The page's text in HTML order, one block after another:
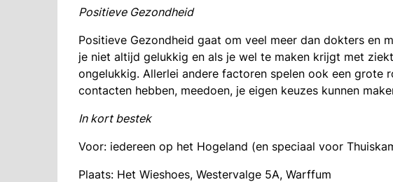
Positieve Gezondheid
Positieve Gezondheid gaat om veel meer dan dokters en
je niet altijd gelukkig en als je wel te maken krijgt met
ongelukkig. Allerlei andere factoren spelen ook een grote
contacten hebben, meedoen, je eigen keuzes kunnen
In kort bestek
Voor: iedereen op het Hogeland (en speciaal voor
Plaats: Het Wieshoes, Westervalge 5A, Warffum